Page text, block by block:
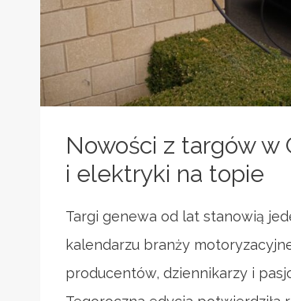
Nowości z targów w
i elektryki na topie
Targi genewa od lat stanowią
kalendarzu branży
producentów, dziennikarzy i